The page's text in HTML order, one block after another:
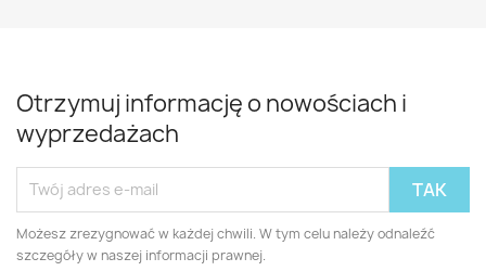
Otrzymuj informację o nowościach i
wyprzedażach
Możesz zrezygnować w każdej chwili. W tym celu należy odnaleźć
szczegóły w naszej informacji prawnej.